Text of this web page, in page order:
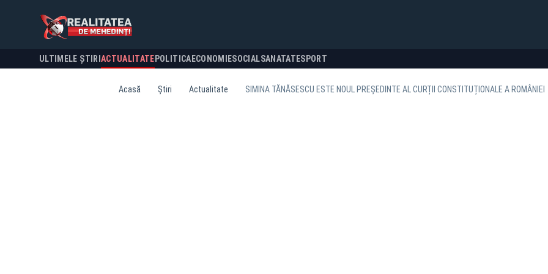
ULTIMELE ȘTIRI ACTUALITATE POLITICA ECONOMIESOCIALSANATATESPORT
Acasă Știri Actualitate SIMINA TĂNĂSESCU ESTE NOUL PREȘEDINTE AL CURȚII CONSTITUȚIONALE A ROMÂNIEI